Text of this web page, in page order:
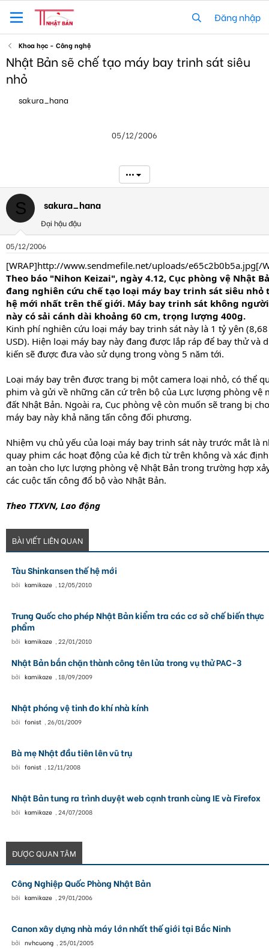
Đăng nhập
Khoa học - Công nghệ
Nhật Bản sẽ chế tạo máy bay trinh sát siêu
nhỏ
h
r
t
e
r
sakura_hana
05/12/2006
•••
S sakura_hana
Đại hậu đậu
05/12/2006
[WRAP]http://www.sendmefile.net/uploads/e65c2b0b5a.jpg[/
Theo báo "Nihon Keizai", ngày 4.12, Cục phòng vệ Nhật
đang nghiên cứu chế tạo loại máy bay trinh sát siêu nhỏ
hệ mới nhất trên thế giới. Máy bay trinh sát không
này có sải cánh dài khoảng 60 cm, trọng lượng 400g.
Kinh phí nghiên cứu loại máy bay trinh sát này là 1 tỷ yên
USD). Hiện loại máy bay này đang được lắp ráp để bay thử và
kiến sẽ được đưa vào sử dụng trong vòng 5 năm tới.
Loại máy bay trên được trang bị một camera loại nhỏ, có thể
phim và gửi về những căn cứ trên bộ của Lực lượng phòng vệ
đất Nhật Bản. Ngoài ra, Cục phòng vệ còn muốn sẽ trang bị
máy bay này khả năng tấn công đối phương.
Nhiệm vụ chủ yếu của loại máy bay trinh sát này trước mắt là
quay phim các hoạt động của kẻ địch từ trên không và xác
an toàn cho lực lượng phòng vệ Nhật Bản trong trường hợp
các cuộc tấn công đổ bộ vào Nhật Bản.
Theo TTXVN, Lao động
BÀI VIẾT LIÊN QUAN
Tàu Shinkansen thế hệ mới
bởi kamikaze , 12/05/2010
Trung Quốc cho phép Nhật Bản kiểm tra các cơ sở chế biến thực
phẩm
bởi kamikaze ,22/01/2010
Nhật Bản bắn chặn thành công tên lửa trong vụ thử PAC-3
bởi kamikaze , 18/09/2009
Nhật phóng vệ tinh đo khí nhà kính
bởi fonist ,26/01/2009
Bà mẹ Nhật đầu tiên lên vũ trụ
bởi fonist , 12/11/2008
Nhật Bản tung ra trình duyệt web cạnh tranh cùng IE và Firefox
bởi kamikaze ,24/07/2008
ĐƯỢC QUAN TÂM
Công Nghiệp Quốc Phòng Nhật Bản
bởi kamikaze ,29/01/2006
Canon xây dựng nhà máy lớn nhất thế giới tại Bắc Ninh
bởi nvhcuong ,25/01/2005